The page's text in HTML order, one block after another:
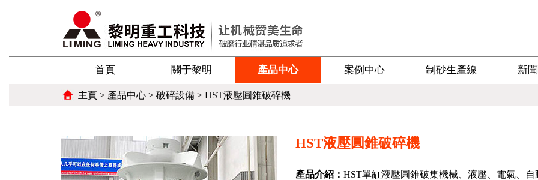
首頁 關于黎明 產品中心 案例中心 制砂生產線 新
主頁 > 產品中心 > 破碎設備 > HST液壓圓錐破碎機
HST液壓圓錐破碎機
產品介紹： HST單缸液壓圓錐破集機械、液壓、電氣、